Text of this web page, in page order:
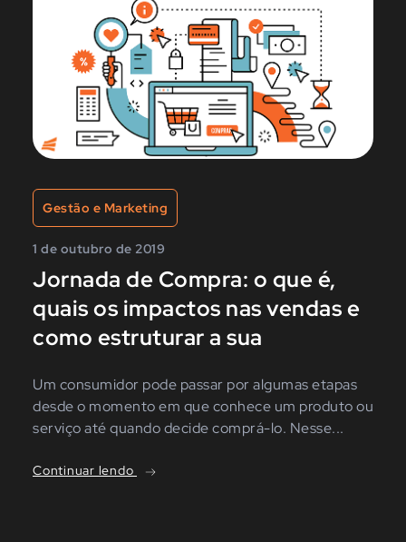
Gestão e Marketing
1 de outubro de 2019
Jornada de Compra: o que é,
quais os impactos nas vendas e
como estruturar a sua
Um consumidor pode passar por algumas etapas
desde o momento em que conhece um produto ou
serviço até quando decide comprá-lo. Nesse...
Continuar lendo